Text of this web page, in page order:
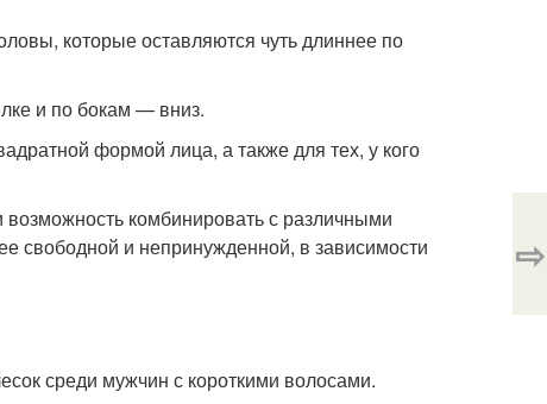
которые оставляются чуть длиннее по
и по бокам — вниз.
формой лица, а также для тех, у кого
комбинировать с различными
свободной и непринужденной, в зависимости
среди мужчин с короткими волосами.
⇨